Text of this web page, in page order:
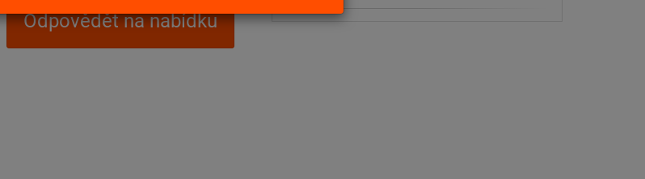
Odpovědět na nabídku